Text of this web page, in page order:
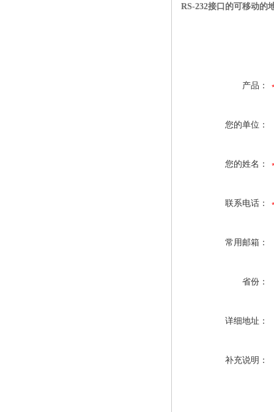
RS-232接口的可移动的
产品：
您的单位：
您的姓名：
联系电话：
常用邮箱：
省份：
详细地址：
补充说明：